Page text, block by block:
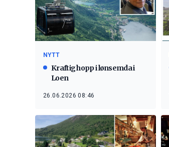
NYTT
Kraftig hopp i lønsemda i
Loen
26.06.2026 08:46